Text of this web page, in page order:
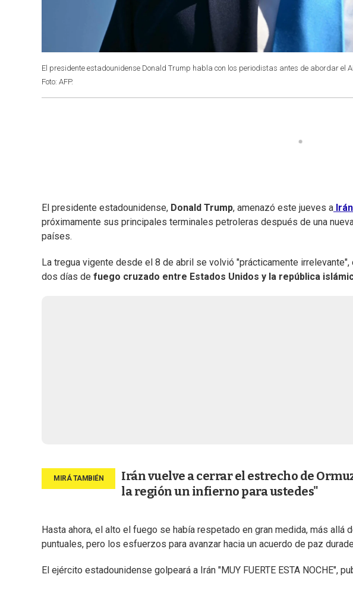
El presidente estadounidense Donald Trump habla con los periodistas antes de abordar el
Foto: AFP.
El presidente estadounidense, Donald Trump, amenazó este jueves a Irán
próximamente sus principales terminales petroleras después de una
países.
La tregua vigente desde el 8 de abril se volvió "prácticamente
dos días de fuego cruzado entre Estados Unidos y la república
Irán vuelve a cerrar el estrecho de
la región un infierno para ustedes"
Hasta ahora, el alto el fuego se había respetado en gran medida, más
puntuales, pero los esfuerzos para avanzar hacia un acuerdo de paz
El ejército estadounidense golpeará a Irán "MUY FUERTE ESTA NOCHE",